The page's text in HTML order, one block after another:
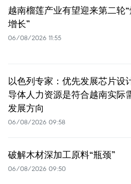
越南榴莲产业有望迎来第二轮
增长”
06/08/2026 11:55
以色列专家：优先发展芯片设
导体人力资源是符合越南实际
发展方向
06/08/2026 09:58
破解木材深加工原料“瓶颈”
06/08/2026 09:50